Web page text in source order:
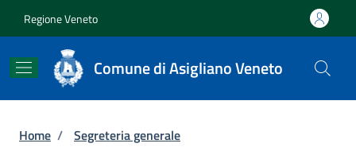
Regione Veneto
Comune di Asigliano Veneto
Briciole di pane
Home / Segreteria generale